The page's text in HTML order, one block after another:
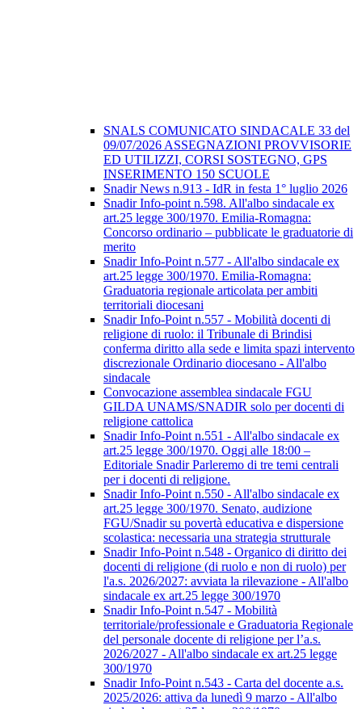
SNALS COMUNICATO SINDACALE 33 del
09/07/2026 ASSEGNAZIONI PROVVISORIE
ED UTILIZZI, CORSI SOSTEGNO, GPS
INSERIMENTO 150 SCUOLE
Snadir News n.913 - IdR in festa 1° luglio 2026
Snadir Info-point n.598. All'albo sindacale ex
art.25 legge 300/1970. Emilia-Romagna:
Concorso ordinario – pubblicate le graduatorie di
merito
Snadir Info-Point n.577 - All'albo sindacale ex
art.25 legge 300/1970. Emilia-Romagna:
Graduatoria regionale articolata per ambiti
territoriali diocesani
Snadir Info-Point n.557 - Mobilità docenti di
religione di ruolo: il Tribunale di Brindisi
conferma diritto alla sede e limita spazi intervento
discrezionale Ordinario diocesano - All'albo
sindacale
Convocazione assemblea sindacale FGU
GILDA UNAMS/SNADIR solo per docenti di
religione cattolica
Snadir Info-Point n.551 - All'albo sindacale ex
art.25 legge 300/1970. Oggi alle 18:00 –
Editoriale Snadir Parleremo di tre temi centrali
per i docenti di religione.
Snadir Info-Point n.550 - All'albo sindacale ex
art.25 legge 300/1970. Senato, audizione
FGU/Snadir su povertà educativa e dispersione
scolastica: necessaria una strategia strutturale
Snadir Info-Point n.548 - Organico di diritto dei
docenti di religione (di ruolo e non di ruolo) per
l'a.s. 2026/2027: avviata la rilevazione - All'albo
sindacale ex art.25 legge 300/1970
Snadir Info-Point n.547 - Mobilità
territoriale/professionale e Graduatoria Regionale
del personale docente di religione per l’a.s.
2026/2027 - All'albo sindacale ex art.25 legge
300/1970
Snadir Info-Point n.543 - Carta del docente a.s.
2025/2026: attiva da lunedì 9 marzo - All'albo